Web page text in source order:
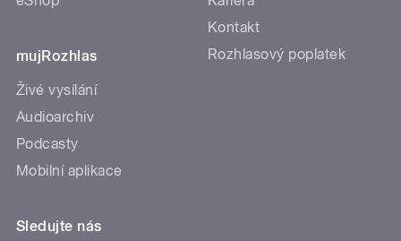
mujRozhlas
Živé vysílání
Audioarchiv
Podcasty
Mobilní aplikace
Kontakt
Rozhlasový poplatek
Sledujte nás